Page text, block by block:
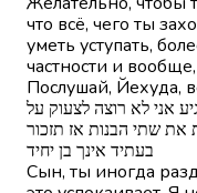
что всё, чего ты
уметь уступать,
частности и
Послушай, Йехуда,
אני לא רוצה לצעוק על
שתי הבנות אז תזכור
בעתיד אינך בן יחיד
Сын, ты иногда